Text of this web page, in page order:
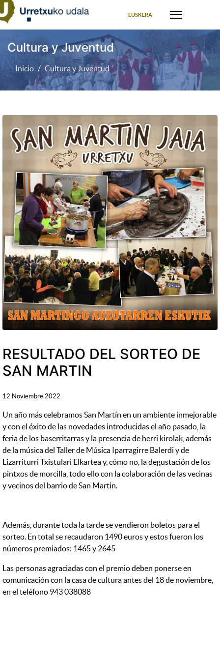
EUSKERA
Cultura y Juventud
Inicio Cultura y Juventud
RESULTADO DEL SORTEO DE
SAN MARTIN
12 Noviembre 2022
Un año más celebramos San Martín en un ambiente inmejorable
y con el éxito de las novedades introducidas el año pasado, la
feria de los baserritarras y la presencia de herri kirolak, además
de la música del Taller de Música Iparragirre Balerdi y de
Lizarriturri Txistulari Elkartea y, cómo no, la degustación de los
pintxos de morcilla, todo ello con la colaboración de las vecinas
y vecinos del barrio de San Martin.
Además, durante toda la tarde se vendieron boletos para el
sorteo. En total se recaudaron 1490 euros y estos fueron los
números premiados: 1465 y 2645
Las personas agraciadas con el premio deben ponerse en
comunicación con la casa de cultura antes del 18 de noviembre,
en el teléfono 943 038088